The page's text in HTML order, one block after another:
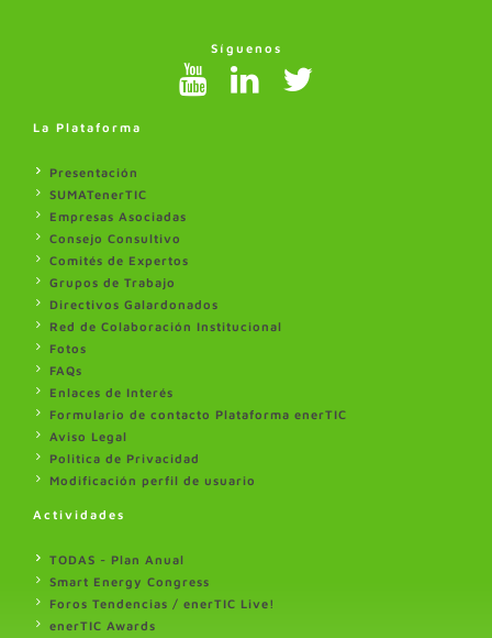
Síguenos
La Plataforma
Presentación
SUMATenerTIC
Empresas Asociadas
Consejo Consultivo
Comités de Expertos
Grupos de Trabajo
Directivos Galardonados
Red de Colaboración Institucional
Fotos
FAQs
Enlaces de Interés
Formulario de contacto Plataforma enerTIC
Aviso Legal
Politica de Privacidad
Modificación perfil de usuario
Actividades
TODAS - Plan Anual
Smart Energy Congress
Foros Tendencias / enerTIC Live!
enerTIC Awards